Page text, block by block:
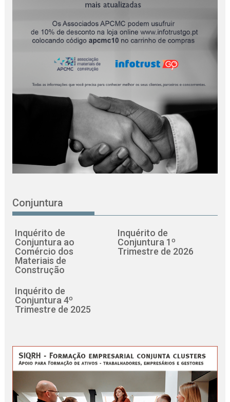
Conjuntura
Inquérito de
Conjuntura ao
Comércio dos
Materiais de
Construção
Inquérito de
Conjuntura 1º
Trimestre de 2026
Inquérito de
Conjuntura 4º
Trimestre de 2025